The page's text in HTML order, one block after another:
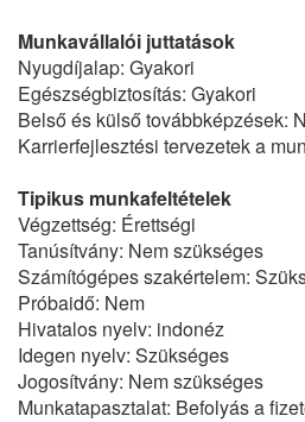
Munkavállalói juttatások
Nyugdíjalap: Gyakori
Egészségbiztosítás: Gyakori
Belső és külső továbbképzések:
Karrierfejlesztési tervezetek a
Tipikus munkafeltételek
Végzettség: Érettségi
Tanúsítvány: Nem szükséges
Számítógépes szakértelem:
Próbaidő: Nem
Hivatalos nyelv: indonéz
Idegen nyelv: Szükséges
Jogosítvány: Nem szükséges
Munkatapasztalat: Befolyás a